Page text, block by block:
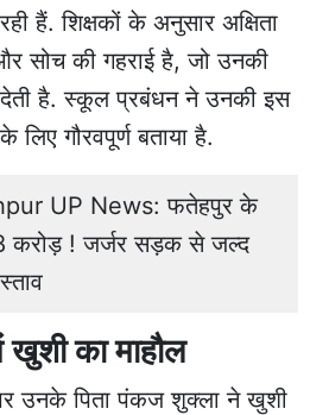
हैं. शिक्षकों के अनुसार अक्षिता
सोच की गहराई है, जो उनकी
है. स्कूल प्रबंधन ने उनकी इस
लिए गौरवपूर्ण बताया है.
UP News: फतेहपुर के
करोड़ ! जर्जर सड़क से जल्द
खुशी का माहौल
उनके पिता पंकज शुक्ला ने खुशी